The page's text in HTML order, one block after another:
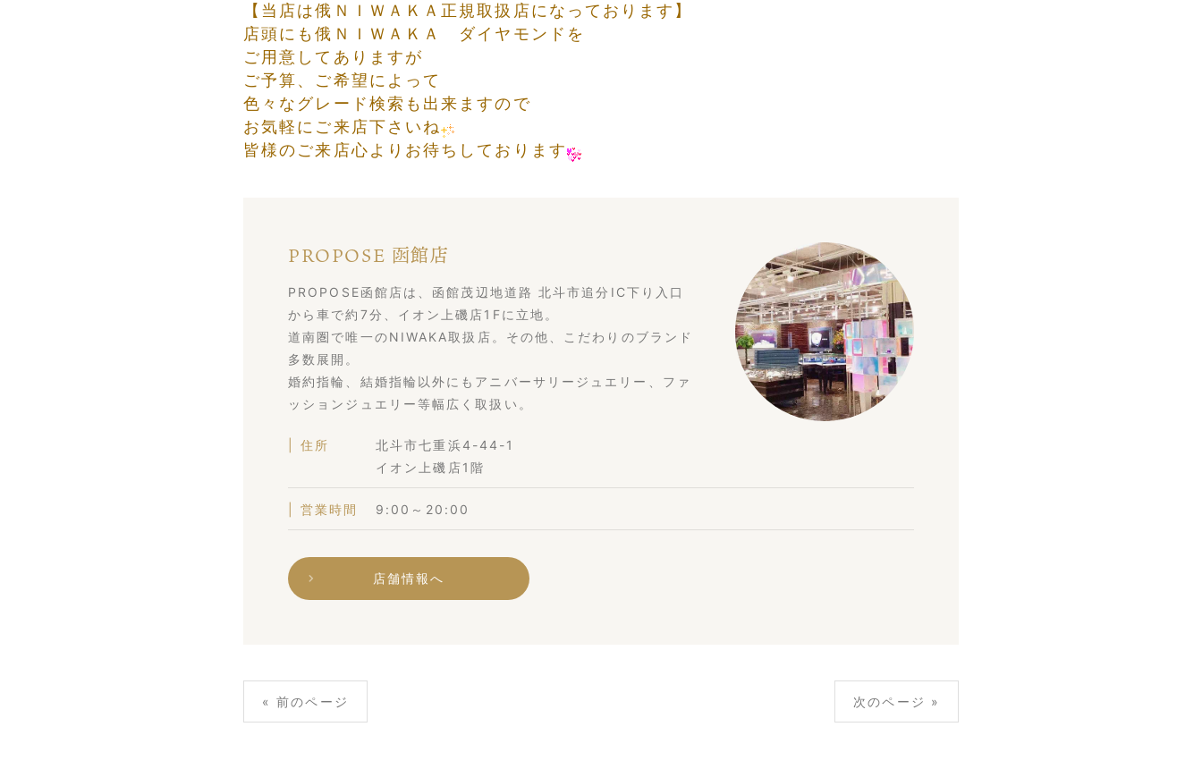
【当店は俄ＮＩＷＡＫＡ正規取扱店になっております】
店頭にも俄ＮＩＷＡＫＡ ダイヤモンドを
ご用意してありますが
ご予算、ご希望によって
色々なグレード検索も出来ますので
お気軽にご来店下さいね
皆様のご来店心よりお待ちしております
PROPOSE 函館店
PROPOSE函館店は、函館茂辺地道路 北斗市追分IC下り入口
から車で約7分、イオン上磯店1Fに立地。
道南圏で唯一のNIWAKA取扱店。その他、こだわりのブランド
多数展開。
婚約指輪、結婚指輪以外にもアニバーサリージュエリー、ファ
ッションジュエリー等幅広く取扱い。
住所
北斗市七重浜4-44-1
イオン上磯店1階
営業時間 9:00～20:00
店舗情報へ
« 前のページ 次のページ »